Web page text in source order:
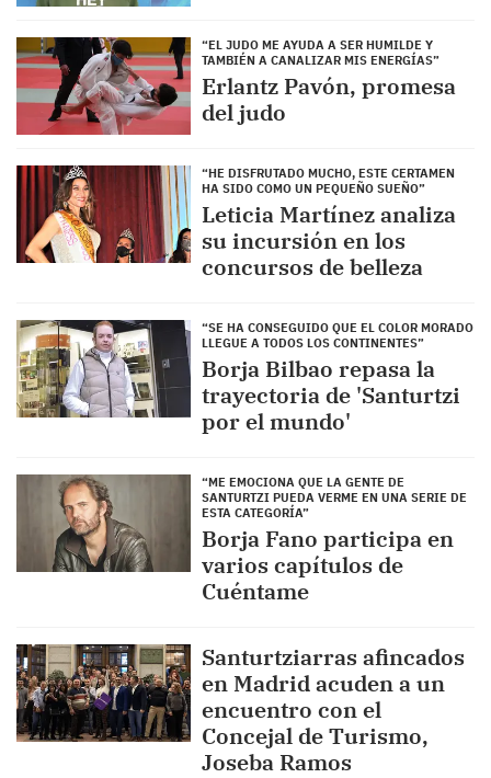
“EL JUDO ME AYUDA A SER HUMILDE Y
TAMBIÉN A CANALIZAR MIS ENERGÍAS”
Erlantz Pavón, promesa
del judo
“HE DISFRUTADO MUCHO, ESTE CERTAMEN
HA SIDO COMO UN PEQUEÑO SUEÑO”
Leticia Martínez analiza
su incursión en los
concursos de belleza
“SE HA CONSEGUIDO QUE EL COLOR MORADO
LLEGUE A TODOS LOS CONTINENTES”
Borja Bilbao repasa la
trayectoria de 'Santurtzi
por el mundo'
“ME EMOCIONA QUE LA GENTE DE
SANTURTZI PUEDA VERME EN UNA SERIE DE
ESTA CATEGORÍA”
Borja Fano participa en
varios capítulos de
Cuéntame
Santurtziarras afincados
en Madrid acuden a un
encuentro con el
Concejal de Turismo,
Joseba Ramos